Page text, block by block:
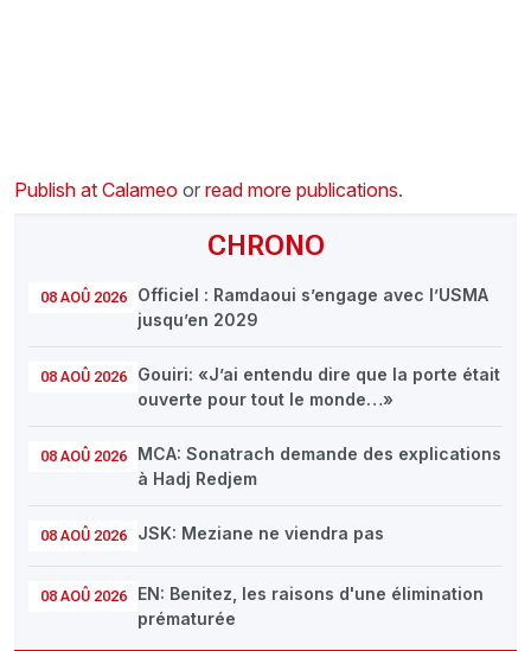
CHRONO
08 AOÛ 2026
Officiel : Ramdaoui s’engage avec l’USMA
jusqu’en 2029
08 AOÛ 2026
Gouiri: «J’ai entendu dire que la porte était
ouverte pour tout le monde…»
08 AOÛ 2026
MCA: Sonatrach demande des explications
à Hadj Redjem
08 AOÛ 2026 JSK: Meziane ne viendra pas
08 AOÛ 2026
EN: Benitez, les raisons d'une élimination
prématurée
Publish at Calameo or read more publications.